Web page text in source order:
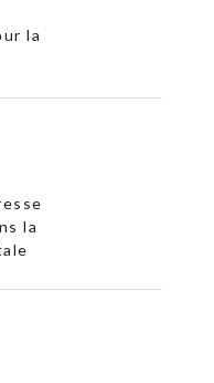
la
la